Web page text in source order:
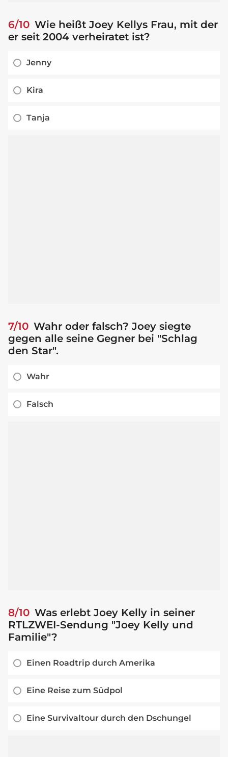
6/10 Wie heißt Joey Kellys Frau, mit der
er seit 2004 verheiratet ist?
Jenny
Kira
Tanja
7/10 Wahr oder falsch? Joey siegte
gegen alle seine Gegner bei "Schlag
den Star".
Wahr
Falsch
8/10 Was erlebt Joey Kelly in seiner
RTLZWEI-Sendung "Joey Kelly und
Familie"?
Einen Roadtrip durch Amerika
Eine Reise zum Südpol
Eine Survivaltour durch den Dschungel